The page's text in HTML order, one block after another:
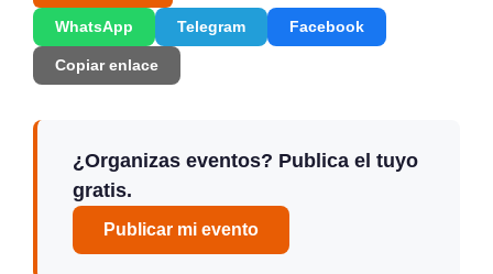
WhatsApp Telegram Facebook
Copiar enlace
¿Organizas eventos? Publica el tuyo
gratis.
Publicar mi evento